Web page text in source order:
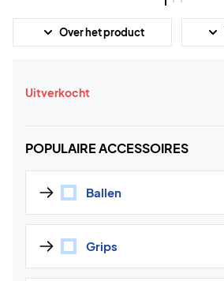
Over het product
Uitverkocht
POPULAIRE ACCESSOIRES
Ballen
Grips